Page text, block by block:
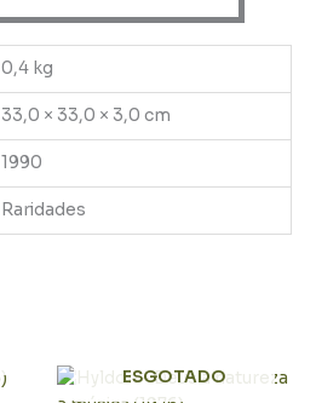
0,4 kg
33,0 × 33,0 × 3,0 cm
1990
Raridades
ESGOTADO